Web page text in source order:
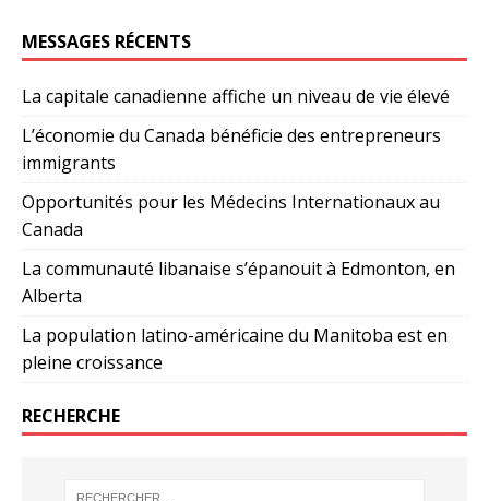
MESSAGES RÉCENTS
La capitale canadienne affiche un niveau de vie élevé
L’économie du Canada bénéficie des entrepreneurs
immigrants
Opportunités pour les Médecins Internationaux au
Canada
La communauté libanaise s’épanouit à Edmonton, en
Alberta
La population latino-américaine du Manitoba est en
pleine croissance
RECHERCHE